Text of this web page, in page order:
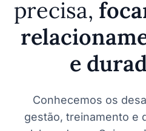
precisa,
e
Conhecemos os
gestão, treinamento e